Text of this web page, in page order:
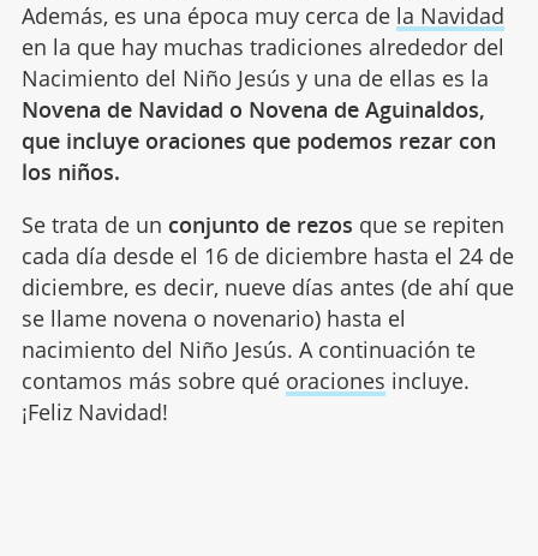
Además, es una época muy cerca de la Navidad
en la que hay muchas tradiciones alrededor del
Nacimiento del Niño Jesús y una de ellas es la
Novena de Navidad o Novena de Aguinaldos,
que incluye oraciones que podemos rezar con
los niños.
Se trata de un conjunto de rezos que se repiten
cada día desde el 16 de diciembre hasta el 24 de
diciembre, es decir, nueve días antes (de ahí que
se llame novena o novenario) hasta el
nacimiento del Niño Jesús. A continuación te
contamos más sobre qué oraciones incluye.
¡Feliz Navidad!